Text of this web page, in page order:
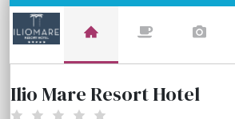
Ilio Mare Resort Hotel